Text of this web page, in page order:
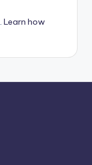
Learn how